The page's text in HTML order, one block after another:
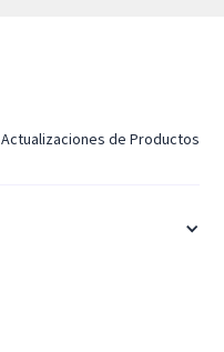
Actualizaciones de Productos